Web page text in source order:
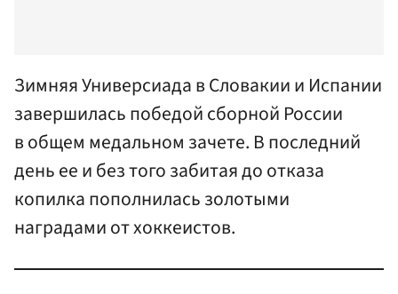
Зимняя Универсиада в Словакии и Испании
завершилась победой сборной России
в общем медальном зачете. В последний
день ее и без того забитая до отказа
копилка пополнилась золотыми
наградами от хоккеистов.